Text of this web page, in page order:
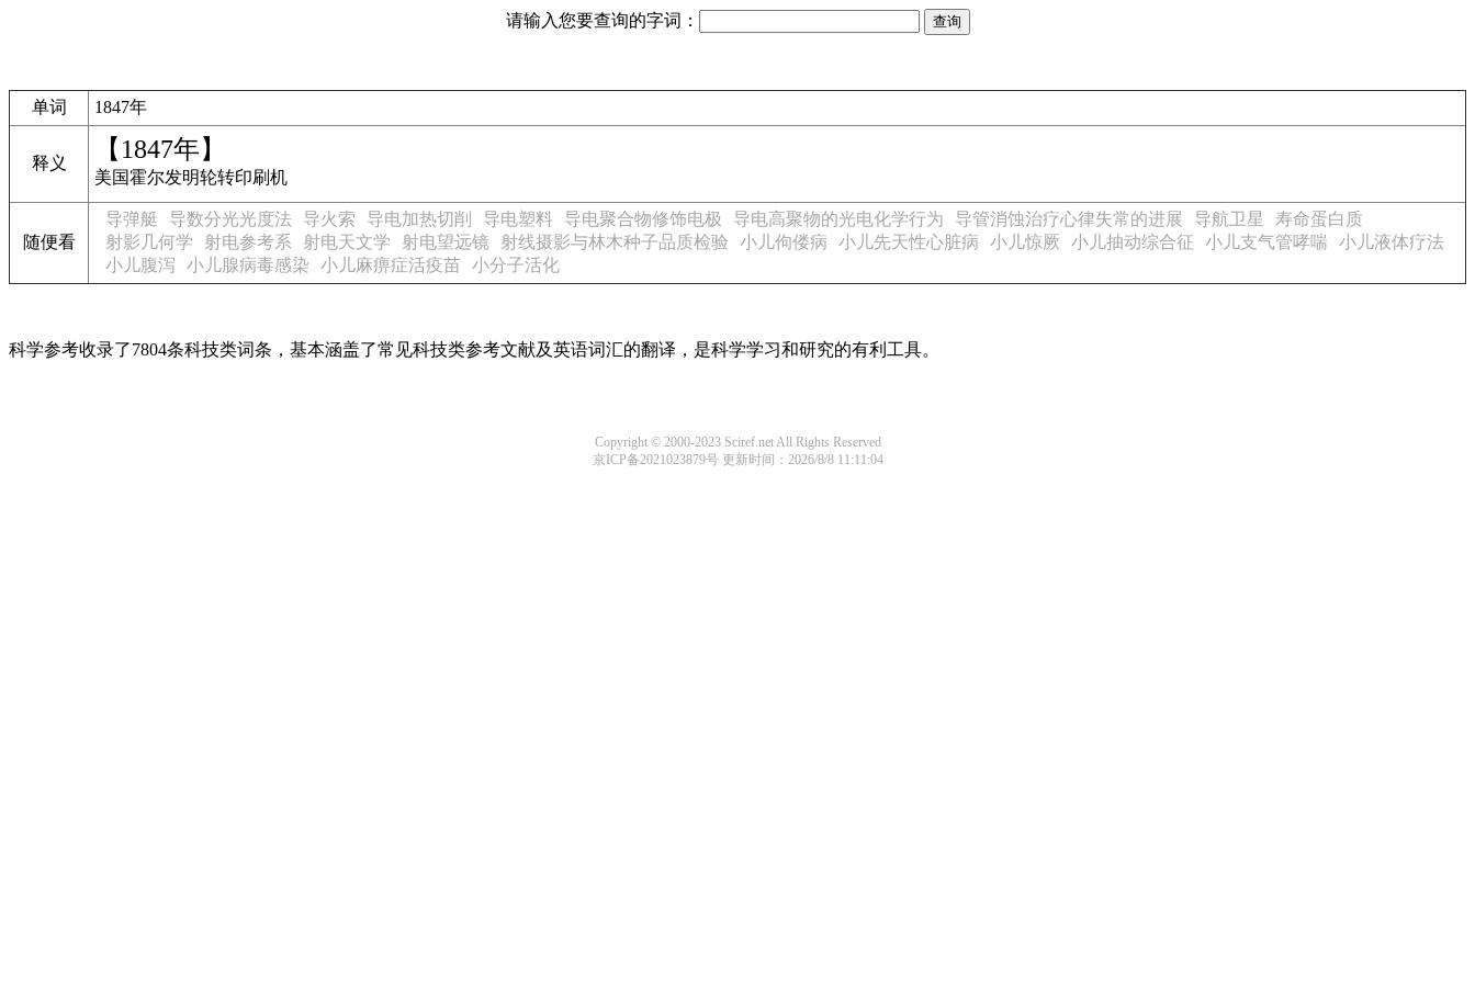
请输入您要查询的字词：
单词 1847年
释义 【1847年】
美国霍尔发明轮转印刷机
随便看
导弹艇 导数分光光度法 导火索 导电加热切削 导电塑料 导电聚合物修饰电极 导电高聚物的光电化学行为 导管消蚀治疗心律失常的进展 导航卫星
寿命蛋白质
射影几何学
射电参考系 射电天文学 射电望远镜 射线摄影与林木种子品质检验 小儿佝偻病 小儿先天性心脏病 小儿惊厥 小儿抽动综合征 小儿支气管哮喘
小儿液体疗法
小儿腹泻
小儿腺病毒感染 小儿麻痹症活疫苗 小分子活化
科学参考收录了7804条科技类词条，基本涵盖了常见科技类参考文献及英语词汇的翻译，是科学学习和研究的有利工具。
Copyright © 2000-2023 Sciref.net All Rights Reserved
京ICP备2021023879号更新时间：2026/8/8 11:11:04